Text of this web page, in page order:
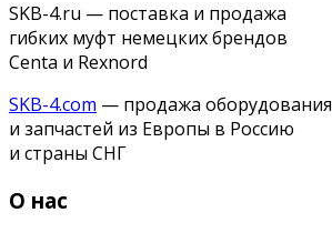
SKB-4.ru — поставка и продажа
гибких муфт немецких брендов
Centa и Rexnord
SKB-4.com — продажа оборудования
и запчастей из Европы в Россию
и страны СНГ
О нас